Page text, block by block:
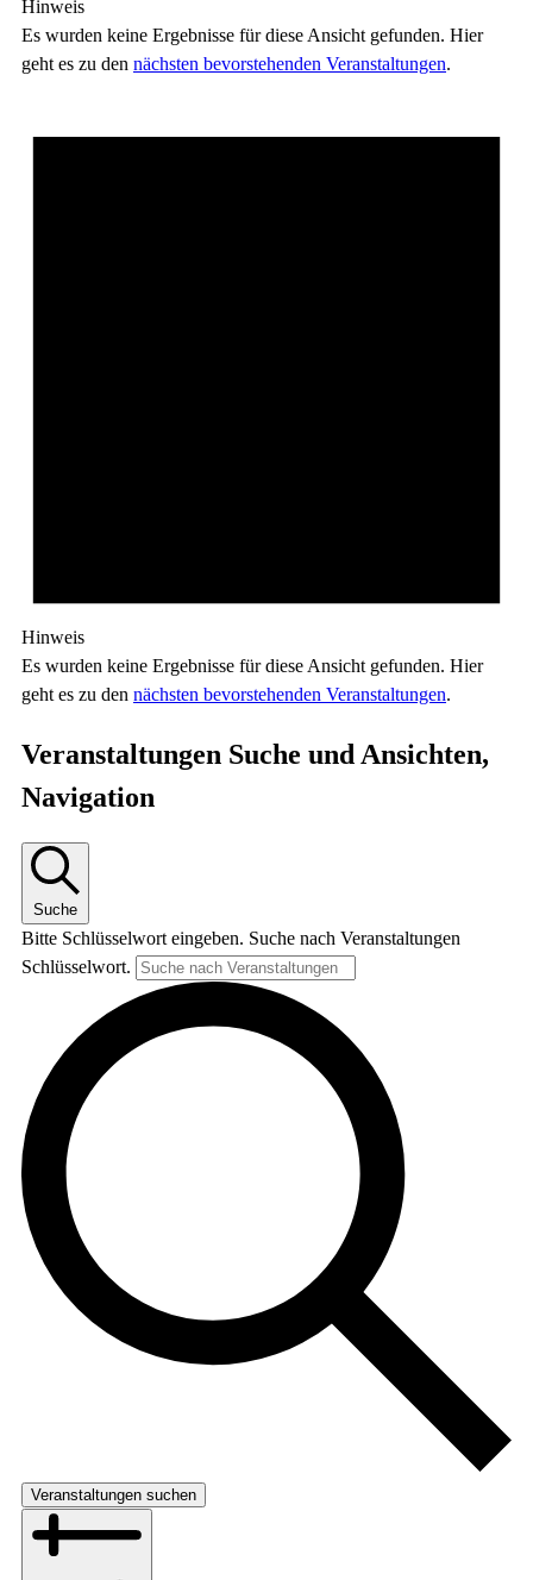
Hinweis
Es wurden keine Ergebnisse für diese Ansicht gefunden. Hier
geht es zu den nächsten bevorstehenden Veranstaltungen.
Hinweis
Es wurden keine Ergebnisse für diese Ansicht gefunden. Hier
geht es zu den nächsten bevorstehenden Veranstaltungen.
Veranstaltungen Suche und Ansichten,
Navigation
Suche
Bitte Schlüsselwort eingeben. Suche nach Veranstaltungen
Schlüsselwort.
Veranstaltungen suchen